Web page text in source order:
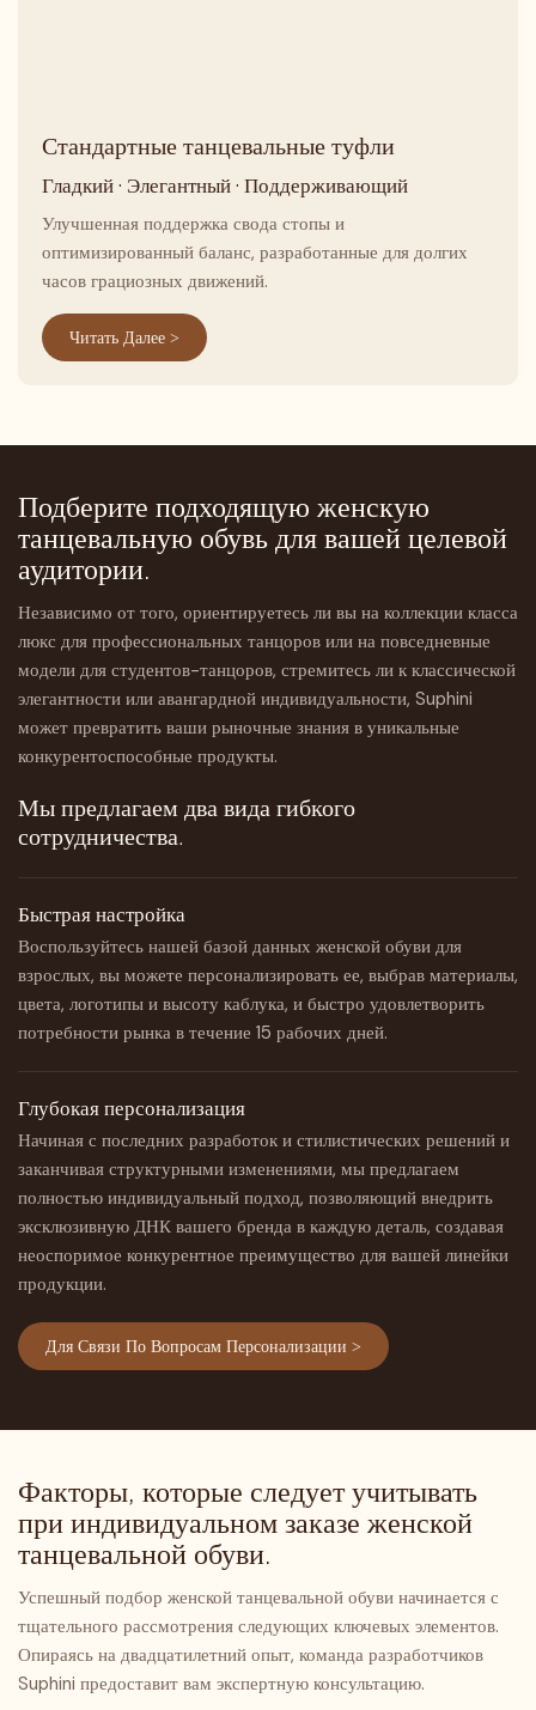
Стандартные танцевальные туфли
Гладкий · Элегантный · Поддерживающий
Улучшенная поддержка свода стопы и
оптимизированный баланс, разработанные для долгих
часов грациозных движений.
Читать Далее >
Подберите подходящую женскую
танцевальную обувь для вашей целевой
аудитории.
Независимо от того, ориентируетесь ли вы на коллекции класса
люкс для профессиональных танцоров или на повседневные
модели для студентов-танцоров, стремитесь ли к классической
элегантности или авангардной индивидуальности, Suphini
может превратить ваши рыночные знания в уникальные
конкурентоспособные продукты.
Мы предлагаем два вида гибкого
сотрудничества.
Быстрая настройка
Воспользуйтесь нашей базой данных женской обуви для
взрослых, вы можете персонализировать ее, выбрав материалы,
цвета, логотипы и высоту каблука, и быстро удовлетворить
потребности рынка в течение 15 рабочих дней.
Глубокая персонализация
Начиная с последних разработок и стилистических решений и
заканчивая структурными изменениями, мы предлагаем
полностью индивидуальный подход, позволяющий внедрить
эксклюзивную ДНК вашего бренда в каждую деталь, создавая
неоспоримое конкурентное преимущество для вашей линейки
продукции.
Для Связи По Вопросам Персонализации >
Факторы, которые следует учитывать
при индивидуальном заказе женской
танцевальной обуви.
Успешный подбор женской танцевальной обуви начинается с
тщательного рассмотрения следующих ключевых элементов.
Опираясь на двадцатилетний опыт, команда разработчиков
Suphini предоставит вам экспертную консультацию.